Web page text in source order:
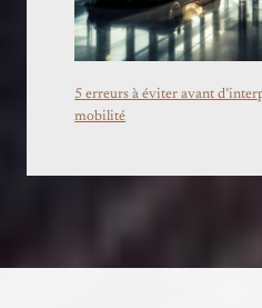
5 erreurs à éviter avant
mobilité